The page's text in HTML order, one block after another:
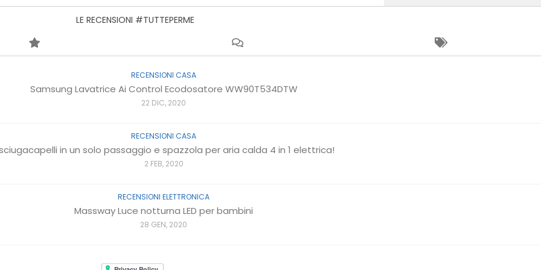
LE RECENSIONI #TUTTEPERME
RECENSIONI CASA
Samsung Lavatrice Ai Control Ecodosatore WW90T534DTW
22 DIC, 2020
RECENSIONI CASA
in un solo passaggio e spazzola per aria calda 4 in 1 elettrica!
2 FEB, 2020
RECENSIONI ELETTRONICA
Massway Luce notturna LED per bambini
28 GEN, 2020